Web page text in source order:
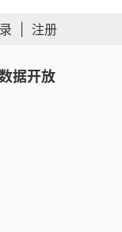
注册
据开放